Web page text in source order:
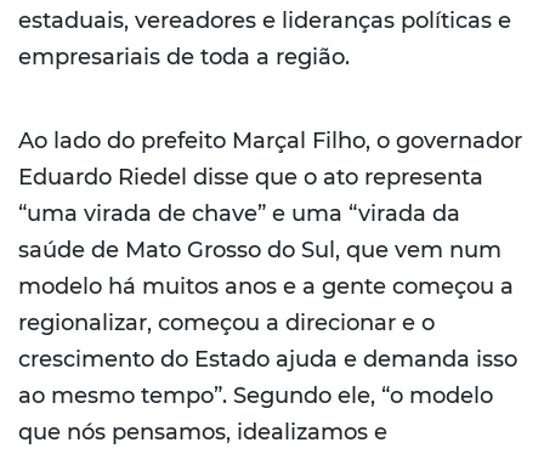
estaduais, vereadores e lideranças políticas e
empresariais de toda a região.
Ao lado do prefeito Marçal Filho, o governador
Eduardo Riedel disse que o ato representa
“uma virada de chave” e uma “virada da
saúde de Mato Grosso do Sul, que vem num
modelo há muitos anos e a gente começou a
regionalizar, começou a direcionar e o
crescimento do Estado ajuda e demanda isso
ao mesmo tempo”. Segundo ele, “o modelo
que nós pensamos, idealizamos e